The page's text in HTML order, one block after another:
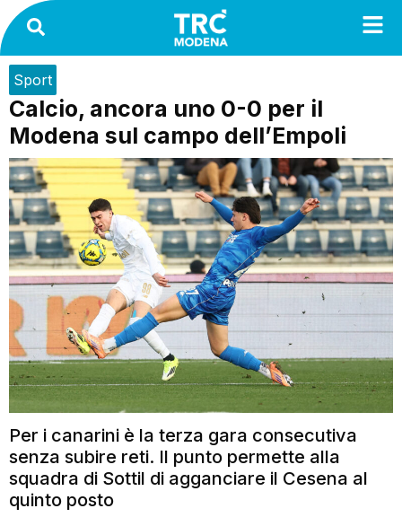
Sport
Calcio, ancora uno 0-0 per il
Modena sul campo dell’Empoli
Per i canarini è la terza gara consecutiva
senza subire reti. Il punto permette alla
squadra di Sottil di agganciare il Cesena al
quinto posto